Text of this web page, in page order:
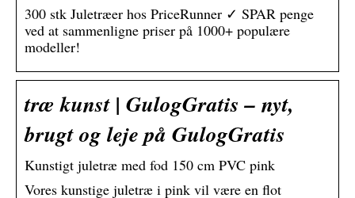
300 stk Juletræer hos PriceRunner ✓ SPAR penge
ved at sammenligne priser på 1000+ populære
modeller!
træ kunst | GulogGratis – nyt,
brugt og leje på GulogGratis
Kunstigt juletræ med fod 150 cm PVC pink
Vores kunstige juletræ i pink vil være en flot